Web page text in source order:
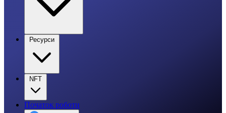
Ресурси
NFT
Початок роботи